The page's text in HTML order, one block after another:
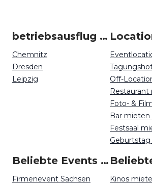
betriebsausflug um Sachsen
Chemnitz
Dresden
Leipzig
Bar mieten
Festsaal
Geburtstag
Beliebte Events in Sachsen
Firmenevent Sachsen
Kinos